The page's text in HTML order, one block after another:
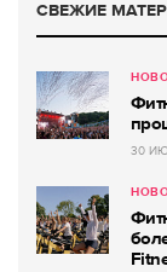
СВЕЖИЕ
30